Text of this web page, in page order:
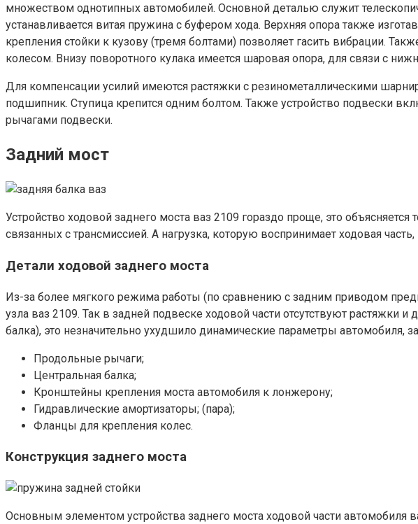
множеством однотипных автомобилей. Основной деталью служит
устанавливается витая пружина с буфером хода. Верхняя опора также
крепления стойки к кузову (тремя болтами) позволяет гасить вибрации.
колесом. Внизу поворотного кулака имеется шаровая опора, для связи с
Для компенсации усилий имеются растяжки с резинометаллическими
подшипник. Ступица крепится одним болтом. Также устройство подвески
рычагами подвески.
Задний мост
Устройство ходовой заднего моста ваз 2109 гораздо проще, это
связанных с трансмиссией. А нагрузка, которую воспринимает ходовая
Детали ходовой заднего моста
Из-за более мягкого режима работы (по сравнению с задним приводом
узла ваз 2109. Так в задней подвеске ходовой части отсутствуют
балка), это незначительно ухудшило динамические параметры автомобиля,
Продольные рычаги;
Центральная балка;
Кронштейны крепления моста автомобиля к лонжерону;
Гидравлические амортизаторы; (пара);
Фланцы для крепления колес.
Конструкция заднего моста
Основным элементом устройства заднего моста ходовой части автомобиля